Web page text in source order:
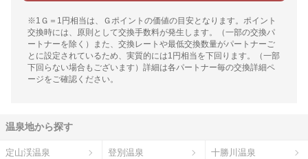
※1Ｇ＝1円相当は、Ｇポイントの価値の目安となります。ポイント
交換時には、原則として交換手数料が発生します。（一部の交換パ
ートナーを除く）また、交換レートや最低交換数量がパートナーご
とに設定されているため、実質的には1円相当を下回ります。（一部
下回らない場合もございます）詳細は各パートナー毎の交換詳細ペ
ージをご確認ください。
温泉地から探す
定山渓温泉 登別温泉 十勝川温泉